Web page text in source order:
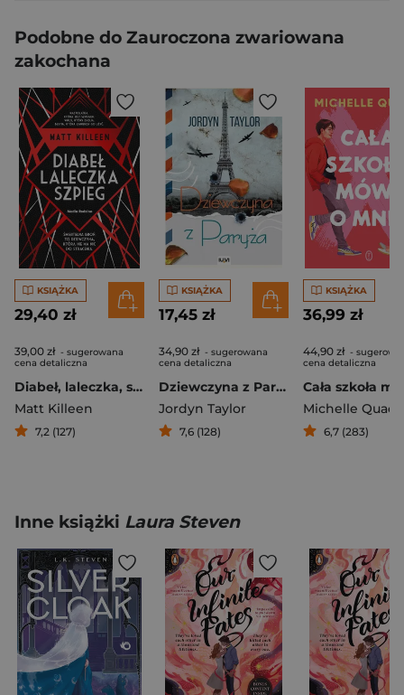
Podobne do Zauroczona zwariowana
zakochana
KSIĄŻKA
29,40 zł
39,00 zł - sugerowana
cena detaliczna
Diabeł, laleczka, szpieg
Matt Killeen
7,2 (127)
KSIĄŻKA
17,45 zł
34,90 zł - sugerowana
cena detaliczna
Dziewczyna z Paryża
Jordyn Taylor
7,6 (128)
KSIĄŻKA
36,99 zł
44,90 zł -
cena detaliczna
Michelle Quach
6,7 (283)
Inne książki Laura Steven